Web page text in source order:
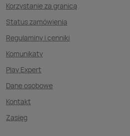
Korzystanie za granicą
Status zamówienia
Regulaminy i cenniki
Komunikaty
Play Expert
Dane osobowe
Kontakt
Zasięg